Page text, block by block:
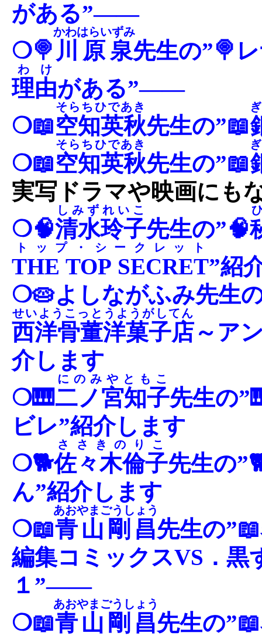
がある”――
❍🍭 川原泉
かわはらいずみ
先生の”🍭
理由
わけ
がある”――
❍📖空知英秋
そらちひであき
先生の”📖
❍📖空知英秋
そらちひであき
先生の”📖
実写ドラマや映画にも
❍🧠清水玲子
しみずれいこ
先生の”🧠
THE TOP SECRET
トップ・シークレット
”紹
❍🥧よしながふみ先生
西洋骨董洋菓子店
せいようこっとうようがしてん
～ア
介します
❍🎹二ノ宮知子
にのみやともこ
先生の
ビレ”紹介します
❍🐕佐々木倫子
ささきのりこ
先生の
ん”紹介します
❍📖青山剛昌
あおやまごうしょう
先生の
編集コミックスVS．黒
１”――
❍📖青山剛昌
あおやまごうしょう
先生の